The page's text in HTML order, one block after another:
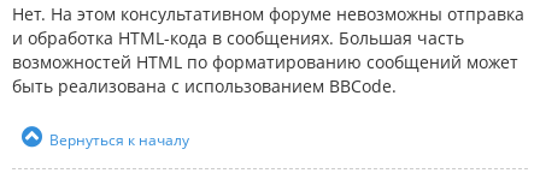
Нет. На этом консультативном форуме невозможны отправка
и обработка HTML-кода в сообщениях. Большая часть
возможностей HTML по форматированию сообщений может
быть реализована с использованием BBCode.
Вернуться к началу